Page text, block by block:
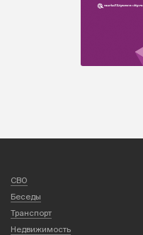
СВО
Беседы
Транспорт
Недвижимость